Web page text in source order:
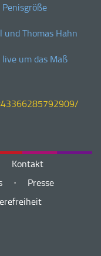
Thomas Hahn
um das Maß
Kontakt
Presse